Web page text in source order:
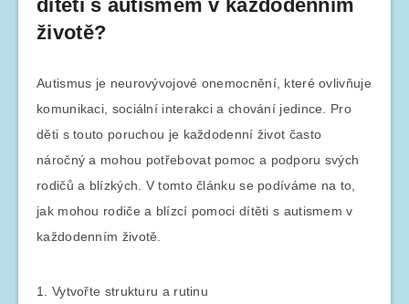
dítěti s autismem v každodenním
životě?
Autismus je neurovývojové onemocnění, které ovlivňuje
komunikaci, sociální interakci a chování jedince. Pro
děti s touto poruchou je každodenní život často
náročný a mohou potřebovat pomoc a podporu svých
rodičů a blízkých. V tomto článku se podíváme na to,
jak mohou rodiče a blízcí pomoci dítěti s autismem v
každodenním životě.
1. Vytvořte strukturu a rutinu